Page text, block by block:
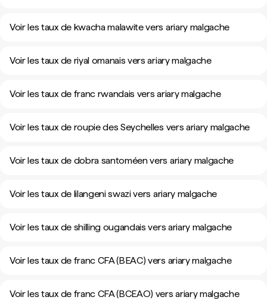
Voir les taux de kwacha malawite vers ariary malgache
Voir les taux de riyal omanais vers ariary malgache
Voir les taux de franc rwandais vers ariary malgache
Voir les taux de roupie des Seychelles vers ariary malgache
Voir les taux de dobra santoméen vers ariary malgache
Voir les taux de lilangeni swazi vers ariary malgache
Voir les taux de shilling ougandais vers ariary malgache
Voir les taux de franc CFA (BEAC) vers ariary malgache
Voir les taux de franc CFA (BCEAO) vers ariary malgache